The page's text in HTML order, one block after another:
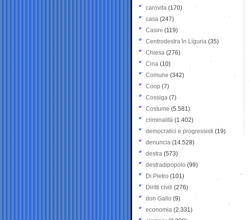
carovita (170)
casa (247)
Casini (119)
Centrodestra in Liguria (35)
Chiesa (276)
Cina (10)
Comune (342)
Coop (7)
Cossiga (7)
Costume (5.581)
criminalità (1.402)
democratici e progressisti (19)
denuncia (14.528)
destra (573)
destradipopolo (99)
Di Pietro (101)
Diritti civili (276)
don Gallo (9)
economia (2.331)